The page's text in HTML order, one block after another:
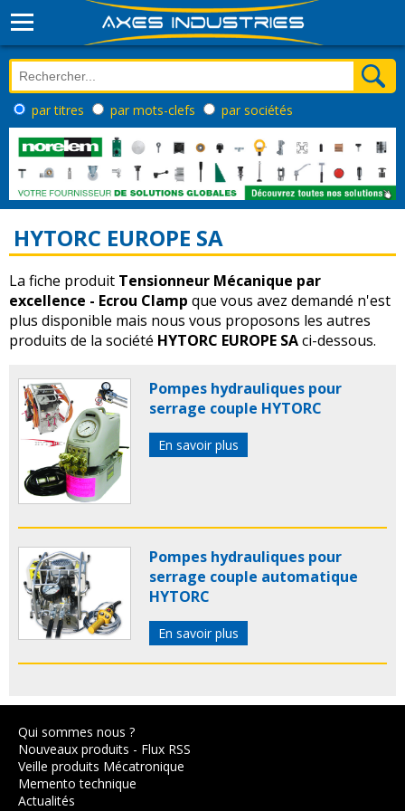
par titres par mots-clefs par sociétés
HYTORC EUROPE SA
La fiche produit Tensionneur Mécanique par
excellence - Ecrou Clamp que vous avez demandé n'est
plus disponible mais nous vous proposons les autres
produits de la société HYTORC EUROPE SAci-dessous.
Pompes hydrauliques pour
serrage couple HYTORC
En savoir plus
Pompes hydrauliques pour
serrage couple automatique
HYTORC
En savoir plus
Qui sommes nous ?
Nouveaux produits - Flux RSS
Veille produits Mécatronique
Memento technique
Actualités